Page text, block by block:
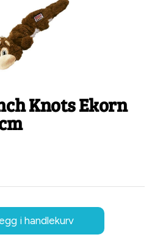
Knots Ekorn
i handlekurv